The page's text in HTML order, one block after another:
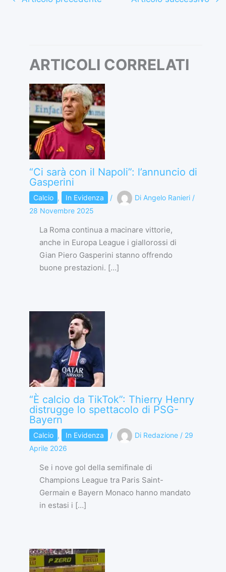
ARTICOLI CORRELATI
“Ci sarà con il Napoli”: l’annuncio di
Gasperini
Calcio , In Evidenza / Di Angelo Ranieri /
28 Novembre 2025
La Roma continua a macinare vittorie,
anche in Europa League i giallorossi di
Gian Piero Gasperini stanno offrendo
buone prestazioni. […]
“È calcio da TikTok”: Thierry Henry
distrugge lo spettacolo di PSG-
Bayern
Calcio , In Evidenza / Di Redazione / 29
Aprile 2026
Se i nove gol della semifinale di
Champions League tra Paris Saint-
Germain e Bayern Monaco hanno mandato
in estasi i […]